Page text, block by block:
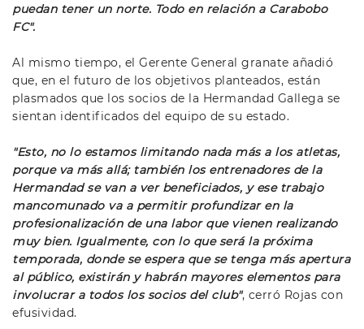
puedan tener un norte. Todo en relación a Carabobo
FC".
Al mismo tiempo, el Gerente General granate añadió
que, en el futuro de los objetivos planteados, están
plasmados que los socios de la Hermandad Gallega se
sientan identificados del equipo de su estado.
"Esto, no lo estamos limitando nada más a los atletas,
porque va más allá; también los entrenadores de la
Hermandad se van a ver beneficiados, y ese trabajo
mancomunado va a permitir profundizar en la
profesionalización de una labor que vienen realizando
muy bien. Igualmente, con lo que será la próxima
temporada, donde se espera que se tenga más apertura
al público, existirán y habrán mayores elementos para
involucrar a todos los socios del club", cerró Rojas con
efusividad.